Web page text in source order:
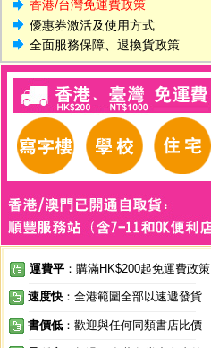
香港/台灣免運費政策
優惠券激活及使用方式
全面服務保障、退換貨政策
運費平 ：購滿HK$200起免運費政策
速度快 ：全港範圍全部以速遞發貨
書價低 ：歡迎與任何同類書店比價